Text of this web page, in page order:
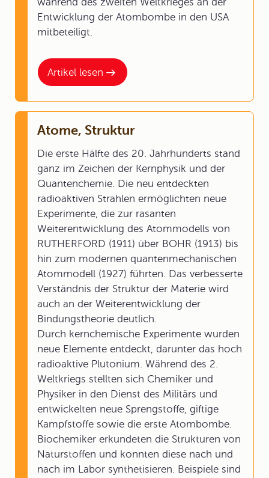
Artikel lesen
Entwicklung der Atombombe in den USA
mitbeteiligt.
Atome, Struktur
Die erste Hälfte des 20. Jahrhunderts stand
ganz im Zeichen der Kernphysik und der
Quantenchemie. Die neu entdeckten
radioaktiven Strahlen ermöglichten neue
Experimente, die zur rasanten
Weiterentwicklung des Atommodells von
RUTHERFORD (1911) über BOHR (1913) bis
hin zum modernen quantenmechanischen
Atommodell (1927) führten. Das verbesserte
Verständnis der Struktur der Materie wird
auch an der Weiterentwicklung der
Bindungstheorie deutlich.
Durch kernchemische Experimente wurden
neue Elemente entdeckt, darunter das hoch
radioaktive Plutonium. Während des 2.
Weltkriegs stellten sich Chemiker und
Physiker in den Dienst des Militärs und
entwickelten neue Sprengstoffe, giftige
Kampfstoffe sowie die erste Atombombe.
Biochemiker erkundeten die Strukturen von
Naturstoffen und konnten diese nach und
nach im Labor synthetisieren. Beispiele sind